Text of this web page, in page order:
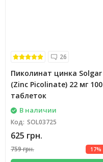
26
Пиколинат цинка Solgar
(Zinc Picolinate) 22 мг 100
таблеток
В наличии
Код: SOL03725
625 грн.
759 грн. 17%